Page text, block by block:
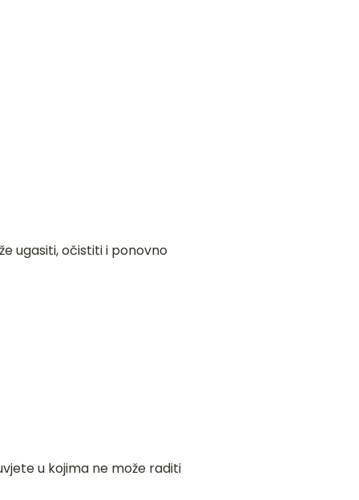
ugasiti, očistiti i ponovno
u kojima ne može raditi